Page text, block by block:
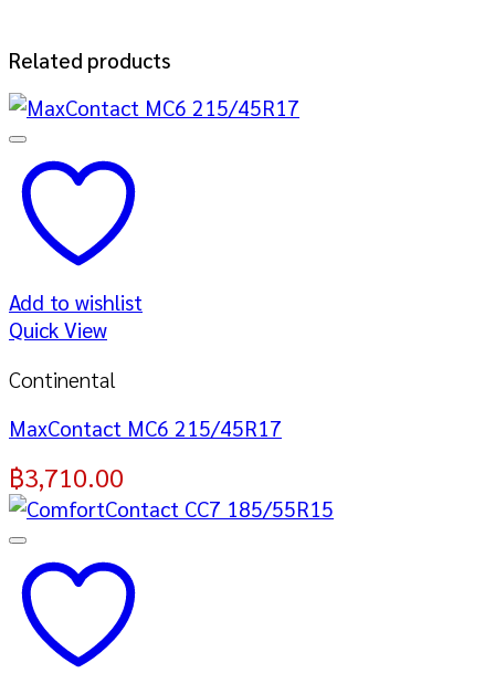
Related products
Add to wishlist
Quick View
Continental
MaxContact MC6 215/45R17
฿3,710.00